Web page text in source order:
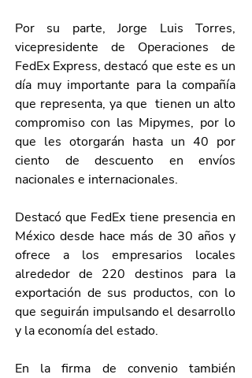
Por su parte, Jorge Luis Torres,
vicepresidente de Operaciones de
FedEx Express, destacó que este es un
día muy importante para la compañía
que representa, ya que  tienen un alto
compromiso con las Mipymes, por lo
que les otorgarán hasta un 40 por
ciento de descuento en envíos
nacionales e internacionales.
Destacó que FedEx tiene presencia en
México desde hace más de 30 años y
ofrece a los empresarios locales
alrededor de 220 destinos para la
exportación de sus productos, con lo
que seguirán impulsando el desarrollo
y la economía del estado.
En la firma de convenio también